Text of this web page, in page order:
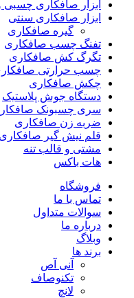
ابزار صافکاری چسبی
ابزار صافکاری سنتی
گیره صافکاری
تفنگ چسب صافکاری
تگرگ کش صافکاری
چسب حرارتی
چکش صافکاری
دستگاه جوش پلاستیک
سری چسبونک
ضربه زن صافکاری
قلم نیش گیر صافکاری
مشتی و قالب تنه
هات باکس
فروشگاه
تماس با ما
سوالات متداول
درباره ما
وبلاگ
برند ها
آنی آص
تکنوصاف
لانچ